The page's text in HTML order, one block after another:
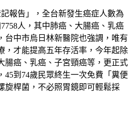
報告」，全台新發生癌症人數為
人，其中肺癌、大腸癌、乳癌
台中市烏日林新醫院也強調，唯有
，才能提高五年存活率，今年起除
腸癌 、 乳癌 、 子宮頸癌等， 更正式
，45到74歲民眾終生一次免費「糞便
旋桿菌，不必照胃鏡即可輕鬆採